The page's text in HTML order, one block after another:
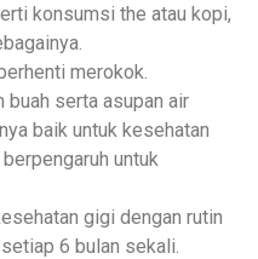
konsumsi the atau kopi,
merokok.
serta asupan air
baik untuk kesehatan
untuk
gigi dengan rutin
6 bulan sekali.